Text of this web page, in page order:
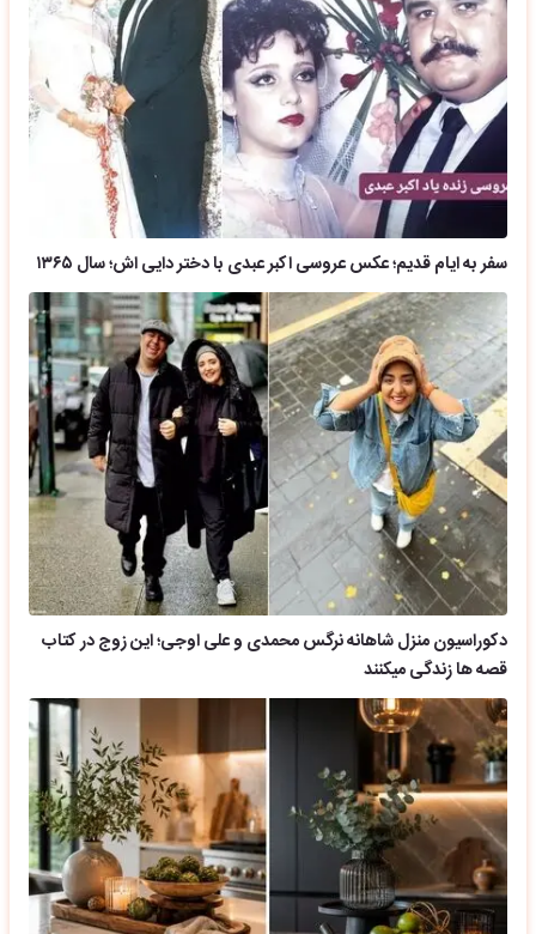
سفر به ایام قدیم؛ عکس عروسی اکبر عبدی با دختر دایی اش؛ سال ۱۳۶۵
دکوراسیون منزل شاهانه نرگس محمدی و علی اوجی؛ این زوج در کتاب
قصه ها زندگی میکنند